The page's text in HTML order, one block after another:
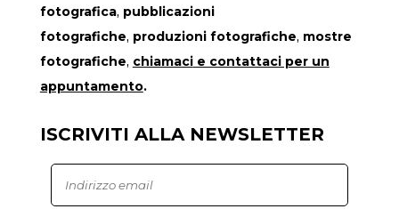
fotografica, pubblicazioni
fotografiche, produzioni fotografiche, mostre
fotografiche, chiamacie contattaci per un
appuntamento.
ISCRIVITI ALLA NEWSLETTER